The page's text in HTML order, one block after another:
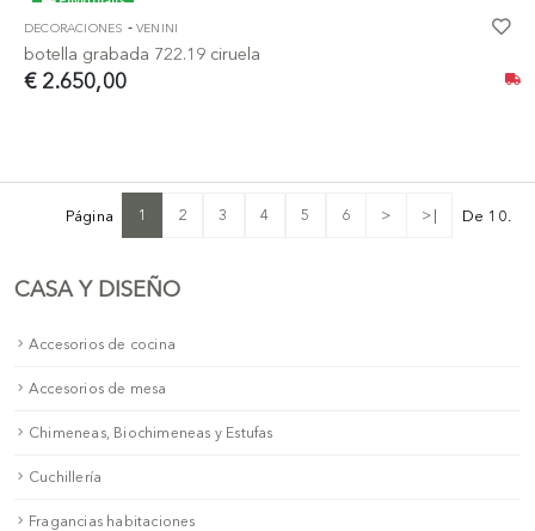
CASA Y DISEÑO
Accesorios de cocina
Accesorios de mesa
Chimeneas, Biochimeneas y Estufas
Cuchillería
Fragancias habitaciones
DECORACIONES -VENINI
botella grabada 722.19 ciruela
€ 2.650,00
Página 1 2 3 4 5 6 > >| De 10.